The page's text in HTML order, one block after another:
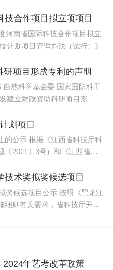
技合作项目拟立项项目
河南省国际科技合作项目拟立
南省科技计划项目管理办法（试行）》
6部门印发建立财政资助科研项目形成专利的声明制度实施方案
然科学基金委 国家国防科工
建立财政资助科研项目形
划项目
的公示 根据《江西省科技厅科
〔2021〕3号）和《江西省科
技术奖拟奖候选项目
奖候选项目公示 按照《黑龙江
细则有关要求，省科技厅开展
2024年艺考改革政策